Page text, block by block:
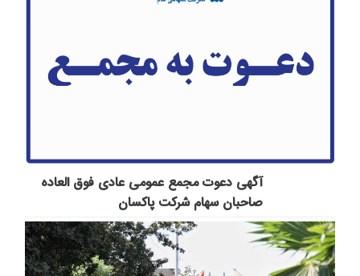
آگهی دعوت مجمع عمومی عادی فوق العاده
صاحبان سهام شرکت پاكسان